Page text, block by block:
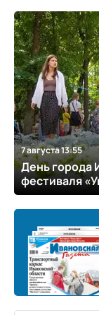
7 августа 13:55
День города
фестиваля